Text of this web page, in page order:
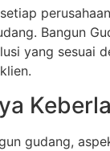
Bangun
yang sesuai
gudang,